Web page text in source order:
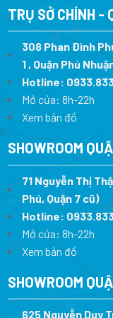
TRỤ SỞ CHÍNH -
308 Phan Đình
1 , Quận Phú
Hotline:
Mở cửa: 8h-22h
Xem bản đồ
SHOWROOM
71 Nguyễn Thị
Phú, Quận 7 cũ)
Hotline:
Mở cửa: 8h-22h
Xem bản đồ
SHOWROOM
625 Nguyễn Duy